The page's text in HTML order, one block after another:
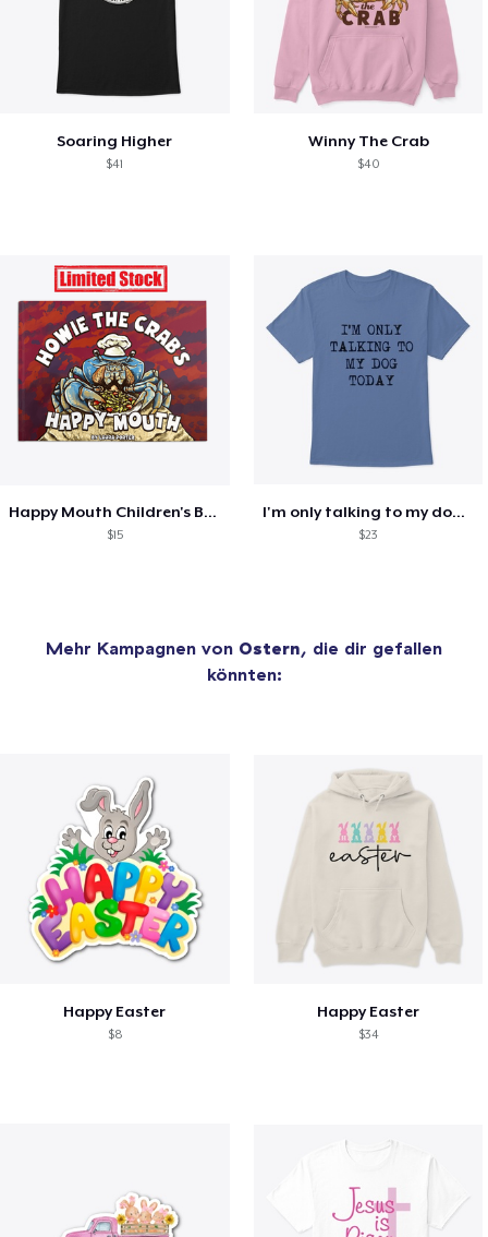
Soaring Higher
$41
Winny The Crab
$40
Happy Mouth Children's Book
$15
I'm only talking to my dog today
$23
Mehr Kampagnen von Ostern, die dir gefallen
könnten:
Happy Easter
$8
Happy Easter
$34